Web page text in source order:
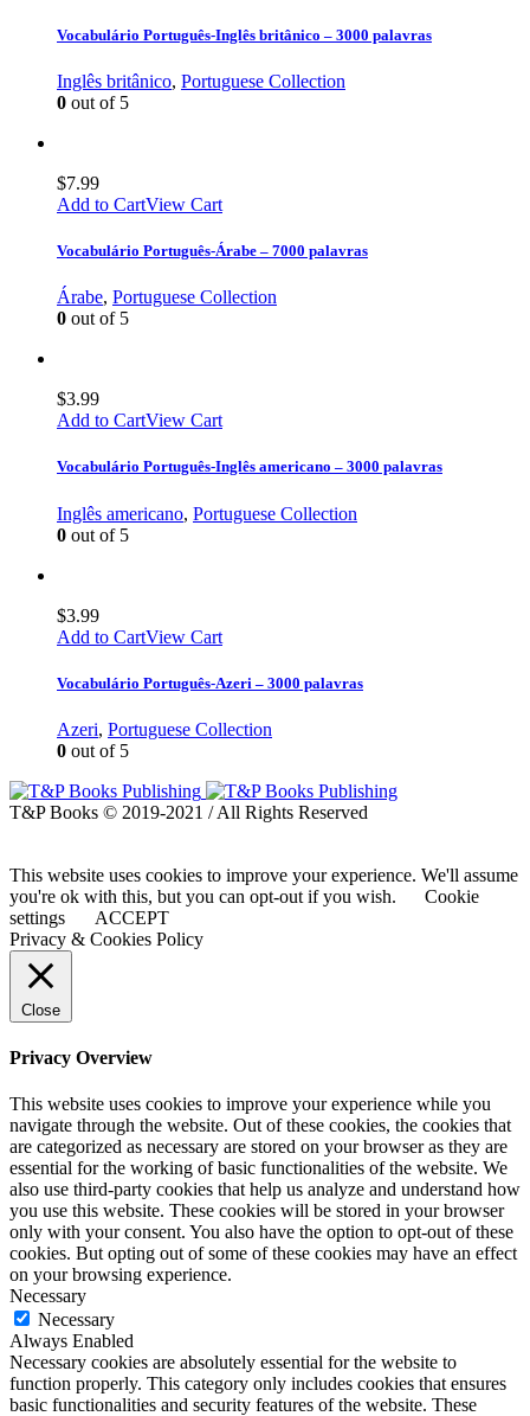
Vocabulário Português-Inglês britânico – 3000 palavras
Inglês britânico, Portuguese Collection
0 out of 5
$7.99
Add to CartView Cart
Vocabulário Português-Árabe – 7000 palavras
Árabe, Portuguese Collection
0 out of 5
$3.99
Add to CartView Cart
Vocabulário Português-Inglês americano – 3000 palavras
Inglês americano, Portuguese Collection
0 out of 5
$3.99
Add to CartView Cart
Vocabulário Português-Azeri – 3000 palavras
Azeri, Portuguese Collection
0 out of 5
T&P Books © 2019-2021 / All Rights Reserved
This website uses cookies to improve your experience. We'll assume
you're ok with this, but you can opt-out if you wish.
Cookie
settings
ACCEPT
Privacy & Cookies Policy
Close
Privacy Overview
This website uses cookies to improve your experience while you
navigate through the website. Out of these cookies, the cookies that
are categorized as necessary are stored on your browser as they are
essential for the working of basic functionalities of the website. We
also use third-party cookies that help us analyze and understand how
you use this website. These cookies will be stored in your browser
only with your consent. You also have the option to opt-out of these
cookies. But opting out of some of these cookies may have an effect
on your browsing experience.
Necessary
Necessary
Always Enabled
Necessary cookies are absolutely essential for the website to
function properly. This category only includes cookies that ensures
basic functionalities and security features of the website. These